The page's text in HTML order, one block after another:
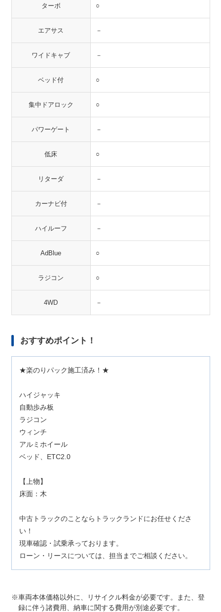
ターボ ○
エアサス －
ワイドキャブ －
ベッド付 ○
集中ドアロック ○
パワーゲート －
低床 ○
リターダ －
カーナビ付 －
ハイルーフ －
AdBlue ○
ラジコン ○
4WD －
おすすめポイント！
★楽のりパック施工済み！★
ハイジャッキ
自動歩み板
ラジコン
ウィンチ
アルミホイール
ベッド、ETC2.0
【上物】
床面：木
中古トラックのことならトラックランドにお任せくださ
い！
現車確認・試乗承っております。
ローン・リースについては、担当までご相談ください。
車両本体価格以外に、リサイクル料金が必要です。また、登
録に伴う諸費用、納車に関する費用が別途必要です。